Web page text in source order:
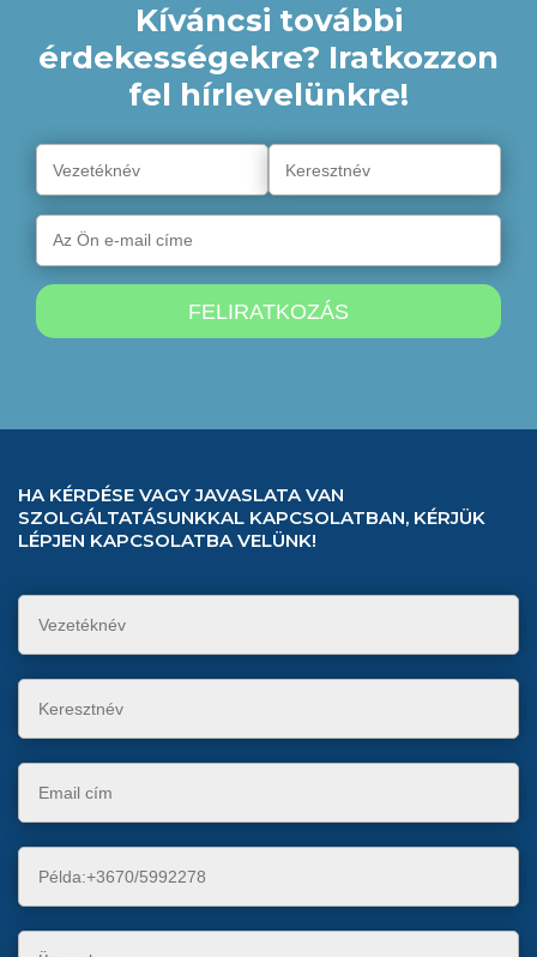
Kíváncsi további
érdekességekre? Iratkozzon
fel hírlevelünkre!
HA KÉRDÉSE VAGY JAVASLATA VAN
SZOLGÁLTATÁSUNKKAL KAPCSOLATBAN, KÉRJÜK
LÉPJEN KAPCSOLATBA VELÜNK!